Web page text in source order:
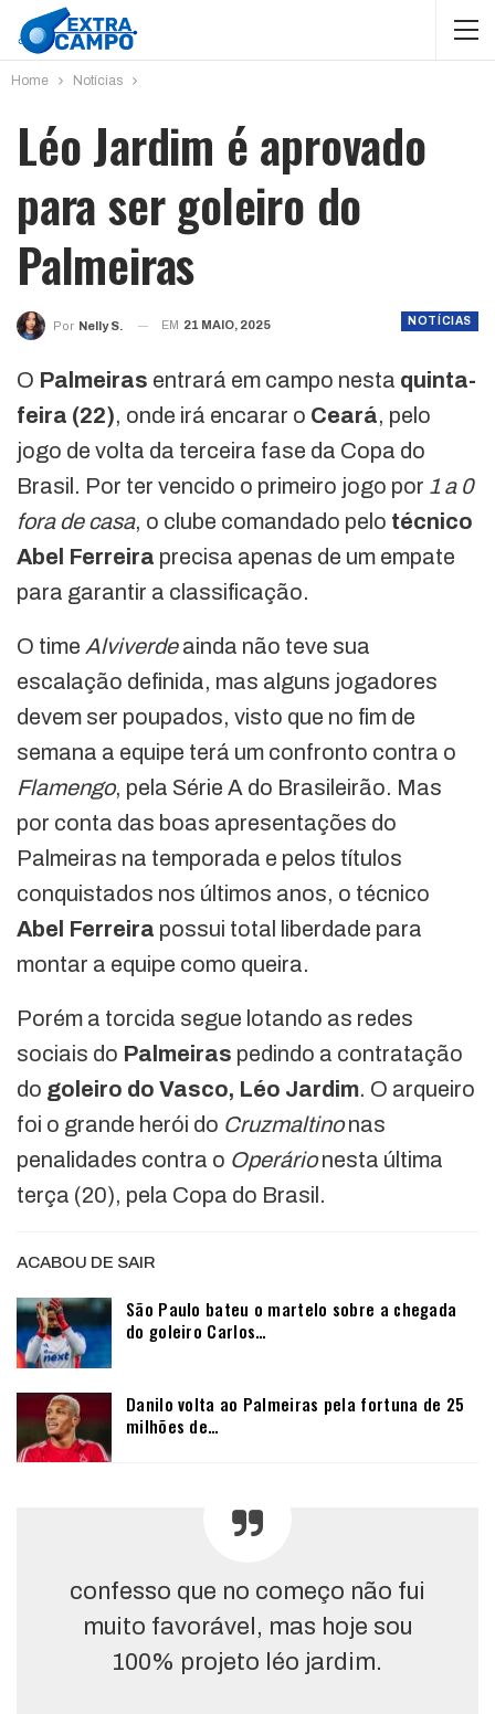
Home Notícias
Léo Jardim é aprovado
para ser goleiro do
Palmeiras
NOTÍCIAS
Por Nelly S. EM 21 MAIO, 2025
O Palmeiras entrará em campo nesta quinta-
feira (22), onde irá encarar o Ceará, pelo
jogo de volta da terceira fase da Copa do
Brasil. Por ter vencido o primeiro jogo por 1 a 0
fora de casa, o clube comandado pelo técnico
Abel Ferreira precisa apenas de um empate
para garantir a classificação.
O time Alviverdeainda não teve sua
escalação definida, mas alguns jogadores
devem ser poupados, visto que no fim de
semana a equipe terá um confronto contra o
Flamengo, pela Série A do Brasileirão. Mas
por conta das boas apresentações do
Palmeiras na temporada e pelos títulos
conquistados nos últimos anos, o técnico
Abel Ferreira possui total liberdade para
montar a equipe como queira.
Porém a torcida segue lotando as redes
sociais do Palmeiras pedindo a contratação
do goleiro do Vasco, Léo Jardim. O arqueiro
foi o grande herói do Cruzmaltinonas
penalidades contra o Operárionesta última
terça (20), pela Copa do Brasil.
ACABOU DE SAIR
São Paulo bateu o martelo sobre a chegada
do goleiro Carlos…
Danilo volta ao Palmeiras pela fortuna de 25
milhões de…
confesso que no começo não fui
muito favorável, mas hoje sou
100% projeto léo jardim.